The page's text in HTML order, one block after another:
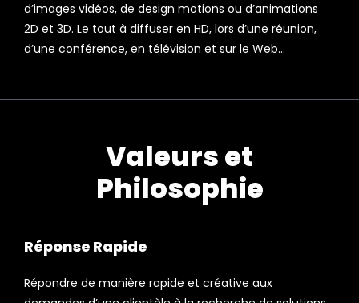
d’images vidéos, de design motions ou d’animations
2D et 3D. Le tout à diffuser en HD, lors d’une réunion,
d’une conférence, en télévision et sur le Web…
Valeurs et
Philosophie
Réponse Rapide
Répondre de manière rapide et créative aux